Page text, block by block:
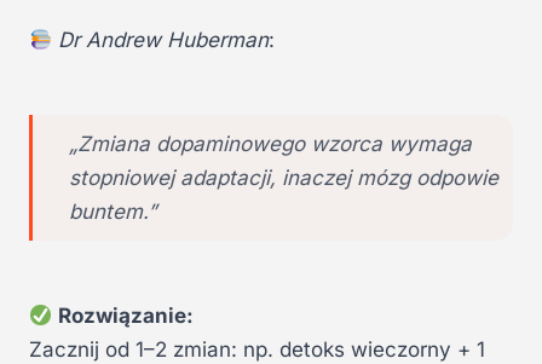
Dr Andrew Huberman:
„Zmiana dopaminowego wzorca wymaga
stopniowej adaptacji, inaczej mózg odpowie
buntem.”
Rozwiązanie:
Zacznij od 1–2 zmian: np. detoks wieczorny + 1